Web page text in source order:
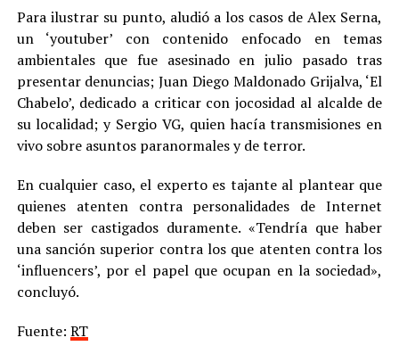
Para ilustrar su punto, aludió a los casos de Alex Serna,
un ‘youtuber’ con contenido enfocado en temas
ambientales que fue asesinado en julio pasado tras
presentar denuncias; Juan Diego Maldonado Grijalva, ‘El
Chabelo’, dedicado a criticar con jocosidad al alcalde de
su localidad; y Sergio VG, quien hacía transmisiones en
vivo sobre asuntos paranormales y de terror.
En cualquier caso, el experto es tajante al plantear que
quienes atenten contra personalidades de Internet
deben ser castigados duramente. «Tendría que haber
una sanción superior contra los que atenten contra los
‘influencers’, por el papel que ocupan en la sociedad»,
concluyó.
Fuente: RT